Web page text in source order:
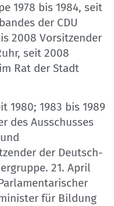
1978 bis 1984, seit
der CDU
2008 Vorsitzender
seit 2008
Rat der Stadt
1980; 1983 bis 1989
des Ausschusses
der Deutsch-
21. April
für Bildung